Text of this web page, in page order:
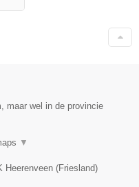
maar wel in de provincie
▼
Heerenveen (Friesland)